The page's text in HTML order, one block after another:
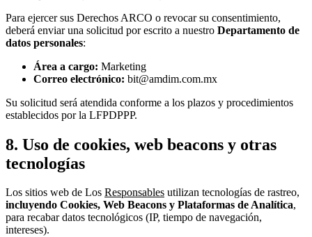
Para ejercer sus Derechos ARCO o revocar su consentimiento,
deberá enviar una solicitud por escrito a nuestro Departamento de
datos personales:
Área a cargo: Marketing
Correo electrónico: bit@amdim.com.mx
Su solicitud será atendida conforme a los plazos y procedimientos
establecidos por la LFPDPPP.
8. Uso de cookies, web beacons y otras
tecnologías
Los sitios web de Los Responsables utilizan tecnologías de rastreo,
incluyendo Cookies, Web Beacons y Plataformas de Analítica,
para recabar datos tecnológicos (IP, tiempo de navegación,
intereses).